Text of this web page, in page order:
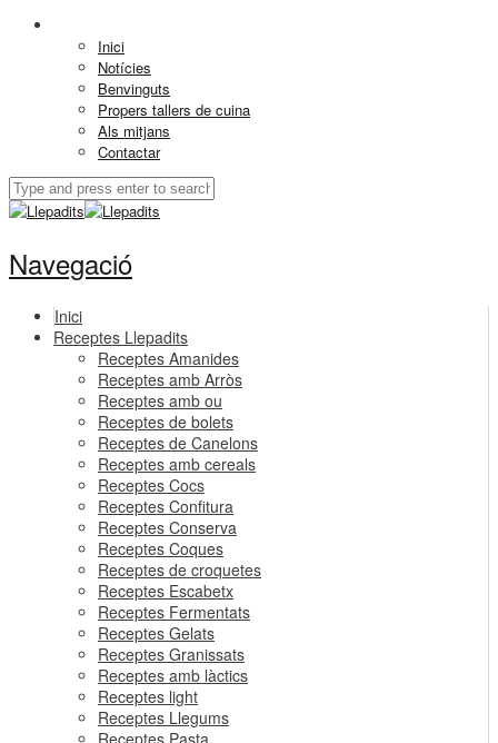
Inici
Notícies
Benvinguts
Propers tallers de cuina
Als mitjans
Contactar
Navegació
Inici
Receptes Llepadits
Receptes Amanides
Receptes amb Arròs
Receptes amb ou
Receptes de bolets
Receptes de Canelons
Receptes amb cereals
Receptes Cocs
Receptes Confitura
Receptes Conserva
Receptes Coques
Receptes de croquetes
Receptes Escabetx
Receptes Fermentats
Receptes Gelats
Receptes Granissats
Receptes amb làctics
Receptes light
Receptes Llegums
Receptes Pasta